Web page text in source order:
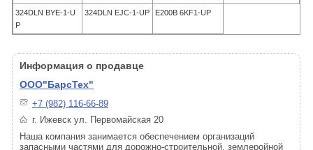
324DLN BYE-1-U
P
324DLN EJC-1-UP E200B 6KF1-UP
Информация о продавце
ООО"БарсТех"
+7 (982) 116-66-89
г. Ижевск ул. Первомайская 20
Наша компания занимается обеспечением организаций
запасными частями для дорожно-строительной, землеройной